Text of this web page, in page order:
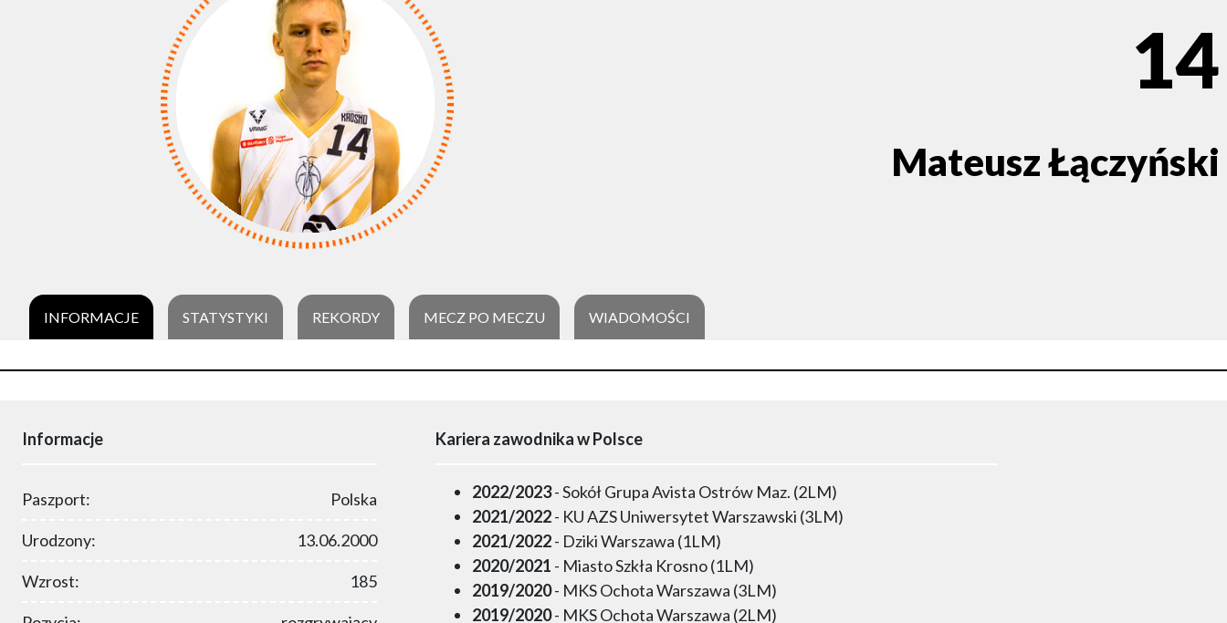
14
Mateusz Łączyński
INFORMACJE STATYSTYKI REKORDY MECZ PO MECZU WIADOMOŚCI
Informacje
Paszport: Polska
Urodzony: 13.06.2000
Wzrost: 185
Kariera zawodnika w Polsce
2022/2023- Sokół Grupa Avista Ostrów Maz. (2LM)
2021/2022- KU AZS Uniwersytet Warszawski (3LM)
2021/2022- Dziki Warszawa (1LM)
2020/2021 - Miasto Szkła Krosno (1LM)
2019/2020- MKS Ochota Warszawa (3LM)
2019/2020- MKS Ochota Warszawa (2LM)